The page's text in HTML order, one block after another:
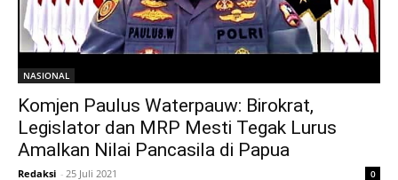
NASIONAL
Komjen Paulus Waterpauw: Birokrat,
Legislator dan MRP Mesti Tegak Lurus
Amalkan Nilai Pancasila di Papua
Redaksi - 25 Juli 2021 0